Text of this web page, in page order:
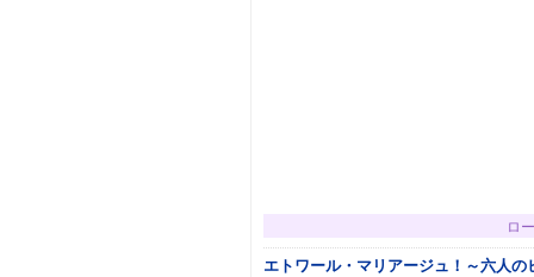
ロ
エトワール・マリアージュ！～六人